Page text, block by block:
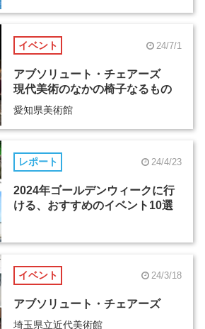
イベント 24/7/1
アブソリュート・チェアーズ
現代美術のなかの椅子なるもの
愛知県美術館
レポート 24/4/23
2024年ゴールデンウィークに行
ける、おすすめのイベント10選
イベント 24/3/18
アブソリュート・チェアーズ
埼玉県立近代美術館